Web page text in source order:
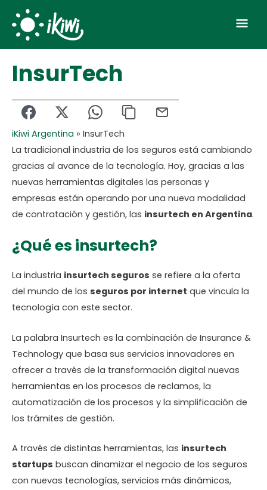
content
InsurTech
iKiwi Argentina » InsurTech
La tradicional industria de los seguros está cambiando
gracias al avance de la tecnología. Hoy, gracias a las
nuevas herramientas digitales las personas y
empresas están operando por una nueva modalidad
de contratación y gestión, las insurtech en Argentina.
¿Qué es insurtech?
La industria insurtech seguros se refiere a la oferta
del mundo de los seguros por internet que vincula la
tecnología con este sector.
La palabra Insurtech es la combinación de Insurance &
Technology que basa sus servicios innovadores en
ofrecer a través de la transformación digital nuevas
herramientas en los procesos de reclamos, la
automatización de los procesos y la simplificación de
los trámites de gestión.
A través de distintas herramientas, las insurtech
startups buscan dinamizar el negocio de los seguros
con nuevas tecnologías, servicios más dinámicos,